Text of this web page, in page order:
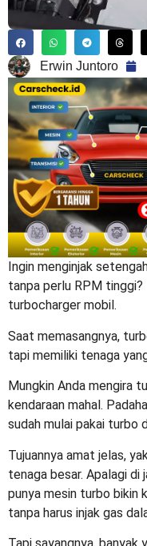
Erwin Juntoro
Ingin menginjak
tanpa perlu RPM tinggi?
turbocharger mobil .
Saat memasangnya,
tapi memiliki tenaga
Mungkin Anda mengira
kendaraan mahal.
sudah mulai pakai turbo
Tujuannya amat jelas,
tenaga besar. Apalagi di
punya mesin turbo bikin
tanpa harus injak gas